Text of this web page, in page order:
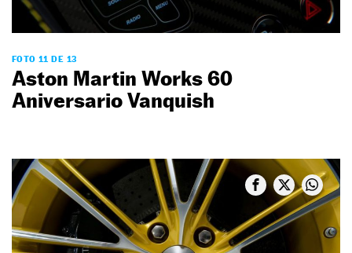
FOTO 11 DE 13
Aston Martin Works 60
Aniversario Vanquish